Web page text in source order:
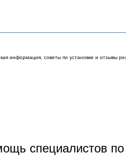
информация, советы по установке и отзывы
специалистов